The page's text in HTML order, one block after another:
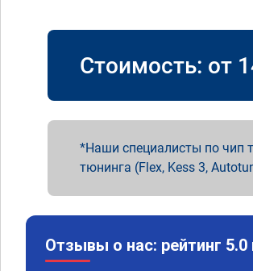
Стоимость: от
Наши специалисты по чип
тюнинга (Flex, Kess 3,
Отзывы о нас: рейтинг